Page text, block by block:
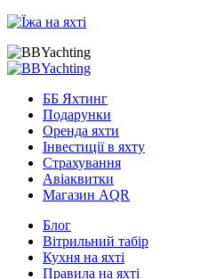
ББ Яхтинг
Подарунки
Оренда яхти
Інвестиції в яхту
Страхування
Авіаквитки
Магазин AQR
Блог
Вітрильний табір
Кухня на яхті
Правила на яхті